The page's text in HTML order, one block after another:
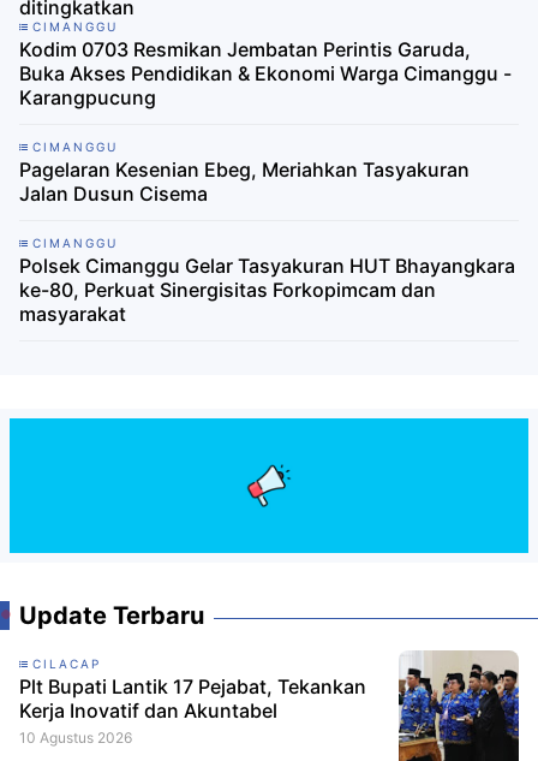
ditingkatkan
CIMANGGU
Kodim 0703 Resmikan Jembatan Perintis Garuda,
Buka Akses Pendidikan & Ekonomi Warga Cimanggu -
Karangpucung
CIMANGGU
Pagelaran Kesenian Ebeg, Meriahkan Tasyakuran
Jalan Dusun Cisema
CIMANGGU
Polsek Cimanggu Gelar Tasyakuran HUT Bhayangkara
ke-80, Perkuat Sinergisitas Forkopimcam dan
masyarakat
Update Terbaru
CILACAP
Plt Bupati Lantik 17 Pejabat, Tekankan
Kerja Inovatif dan Akuntabel
10 Agustus 2026